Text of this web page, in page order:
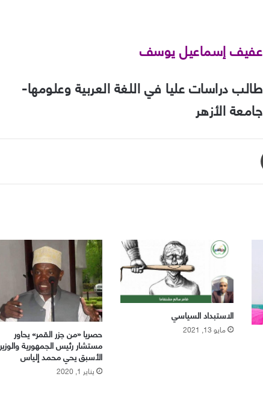
عفيف إسماعيل يوسف
طالب دراسات عليا في اللغة العربية وعلومها-
جامعة الأزهر
الاستبداد السياسي
مايو 13, 2021 حصريا «من جزر القمر» يحاور
مستشار رئيس الجمهورية والوزير
الأسبق يحي محمد إلياس
يناير 1, 2020